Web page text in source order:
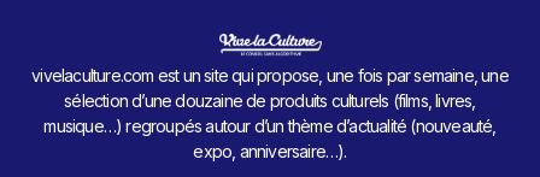
vivelaculture.com est un site qui propose, une fois par semaine, une
sélection d’une douzaine de produits culturels (films, livres,
musique…) regroupés autour d’un thème d’actualité (nouveauté,
expo, anniversaire…).